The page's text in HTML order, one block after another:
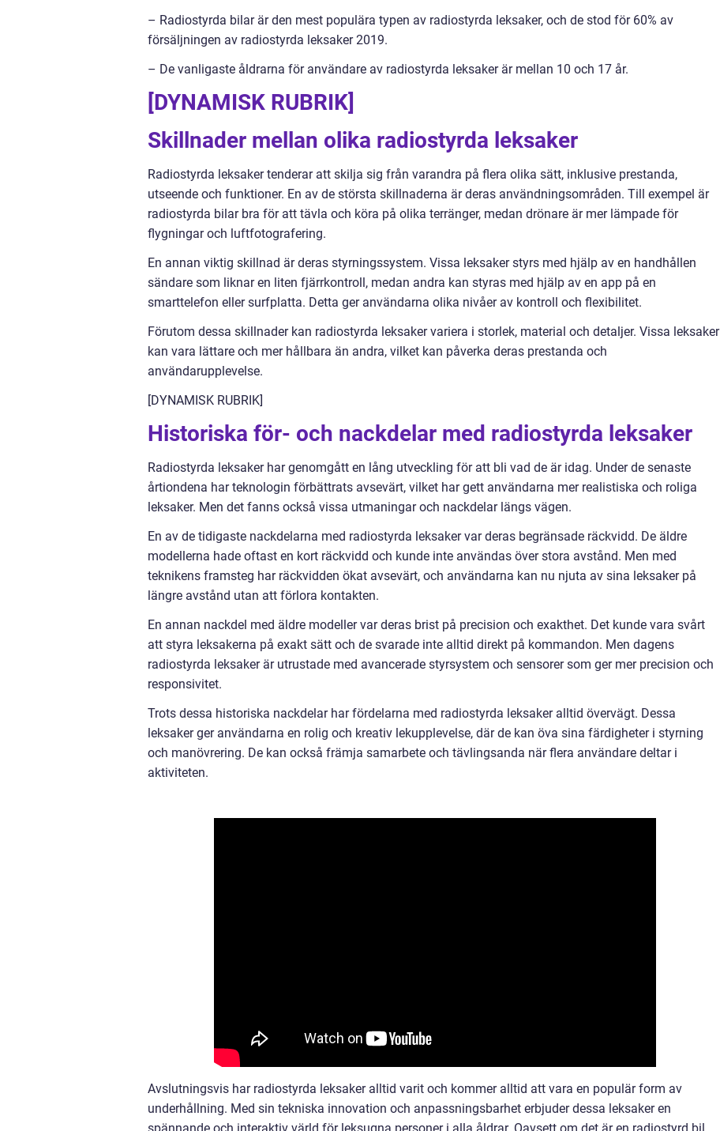
– Radiostyrda bilar är den mest populära typen av radiostyrda leksaker, och de stod för 60% av
försäljningen av radiostyrda leksaker 2019.
– De vanligaste åldrarna för användare av radiostyrda leksaker är mellan 10 och 17 år.
[DYNAMISK RUBRIK]
Skillnader mellan olika radiostyrda leksaker
Radiostyrda leksaker tenderar att skilja sig från varandra på flera olika sätt, inklusive prestanda,
utseende och funktioner. En av de största skillnaderna är deras användningsområden. Till exempel är
radiostyrda bilar bra för att tävla och köra på olika terränger, medan drönare är mer lämpade för
flygningar och luftfotografering.
En annan viktig skillnad är deras styrningssystem. Vissa leksaker styrs med hjälp av en handhållen
sändare som liknar en liten fjärrkontroll, medan andra kan styras med hjälp av en app på en
smarttelefon eller surfplatta. Detta ger användarna olika nivåer av kontroll och flexibilitet.
Förutom dessa skillnader kan radiostyrda leksaker variera i storlek, material och detaljer. Vissa leksaker
kan vara lättare och mer hållbara än andra, vilket kan påverka deras prestanda och
användarupplevelse.
[DYNAMISK RUBRIK]
Historiska för- och nackdelar med radiostyrda leksaker
Radiostyrda leksaker har genomgått en lång utveckling för att bli vad de är idag. Under de senaste
årtiondena har teknologin förbättrats avsevärt, vilket har gett användarna mer realistiska och roliga
leksaker. Men det fanns också vissa utmaningar och nackdelar längs vägen.
En av de tidigaste nackdelarna med radiostyrda leksaker var deras begränsade räckvidd. De äldre
modellerna hade oftast en kort räckvidd och kunde inte användas över stora avstånd. Men med
teknikens framsteg har räckvidden ökat avsevärt, och användarna kan nu njuta av sina leksaker på
längre avstånd utan att förlora kontakten.
En annan nackdel med äldre modeller var deras brist på precision och exakthet. Det kunde vara svårt
att styra leksakerna på exakt sätt och de svarade inte alltid direkt på kommandon. Men dagens
radiostyrda leksaker är utrustade med avancerade styrsystem och sensorer som ger mer precision och
responsivitet.
Trots dessa historiska nackdelar har fördelarna med radiostyrda leksaker alltid övervägt. Dessa
leksaker ger användarna en rolig och kreativ lekupplevelse, där de kan öva sina färdigheter i styrning
och manövrering. De kan också främja samarbete och tävlingsanda när flera användare deltar i
aktiviteten.
Avslutningsvis har radiostyrda leksaker alltid varit och kommer alltid att vara en populär form av
underhållning. Med sin tekniska innovation och anpassningsbarhet erbjuder dessa leksaker en